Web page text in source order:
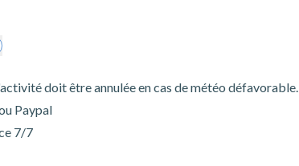
doit être annulée en cas de météo défavorable.
Paypal
7/7